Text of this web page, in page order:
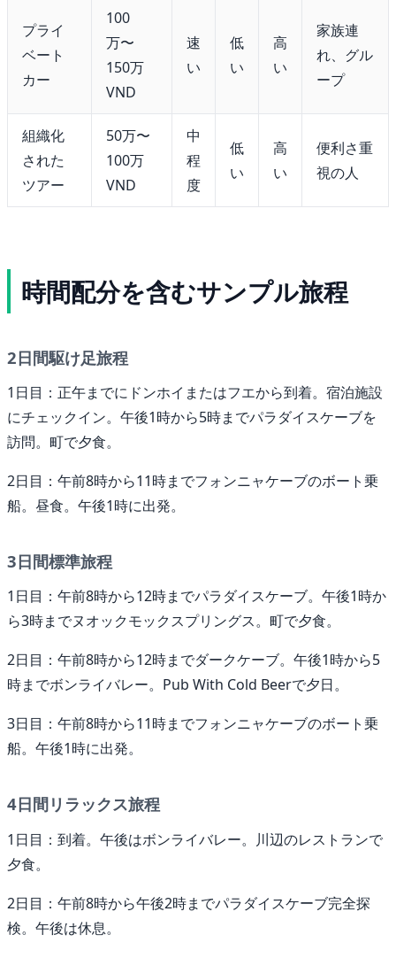
プライ
ベート
カー
100
万〜
150万
VND
速
い
低
い
高
い
家族連
れ、グル
ープ
組織化
された
ツアー
50万〜
100万
VND
中
程
度
低
い
高
い
便利さ重
視の人
時間配分を含むサンプル旅程
2日間駆け足旅程
1日目：正午までにドンホイまたはフエから到着。宿泊施設
にチェックイン。午後1時から5時までパラダイスケーブを
訪問。町で夕食。
2日目：午前8時から11時までフォンニャケーブのボート乗
船。昼食。午後1時に出発。
3日間標準旅程
1日目：午前8時から12時までパラダイスケーブ。午後1時か
ら3時までヌオックモックスプリングス。町で夕食。
2日目：午前8時から12時までダークケーブ。午後1時から5
時までボンライバレー。Pub With Cold Beerで夕日。
3日目：午前8時から11時までフォンニャケーブのボート乗
船。午後1時に出発。
4日間リラックス旅程
1日目：到着。午後はボンライバレー。川辺のレストランで
夕食。
2日目：午前8時から午後2時までパラダイスケーブ完全探
検。午後は休息。